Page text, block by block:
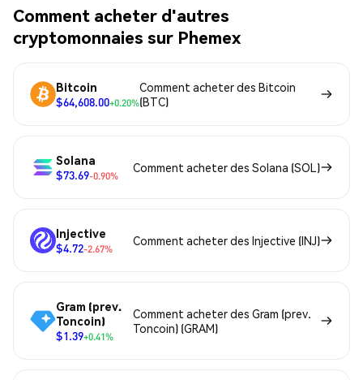
Comment acheter d'autres
cryptomonnaies sur Phemex
Bitcoin
$64,608.00+0.20%
Comment acheter des Bitcoin
(BTC)
Solana
$73.69-0.90%
Comment acheter des Solana (SOL)
Injective
$4.72-2.67%
Comment acheter des Injective (INJ)
Gram (prev.
Toncoin)
$1.39+0.41%
Comment acheter des Gram (prev.
Toncoin) (GRAM)